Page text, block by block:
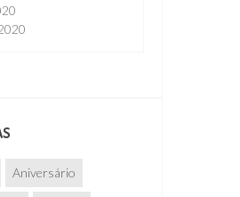
Aniversário